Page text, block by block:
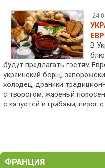
В
будут предлагать гостям
украинский борщ,
холодец, драники
с творогом, жареный
с капустой и грибами,
ФРАНЦИЯ